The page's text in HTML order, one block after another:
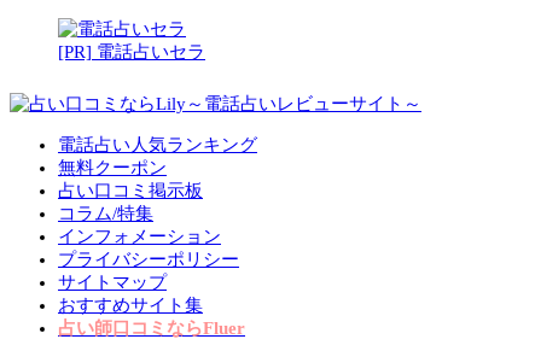
[PR] 電話占いセラ
電話占い人気ランキング
無料クーポン
占い口コミ掲示板
コラム/特集
インフォメーション
プライバシーポリシー
サイトマップ
おすすめサイト集
占い師口コミならFluer